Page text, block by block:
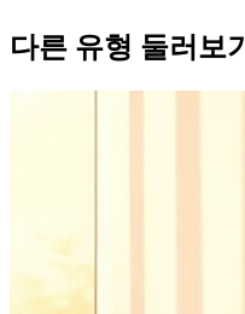
다른 유형 둘러보기